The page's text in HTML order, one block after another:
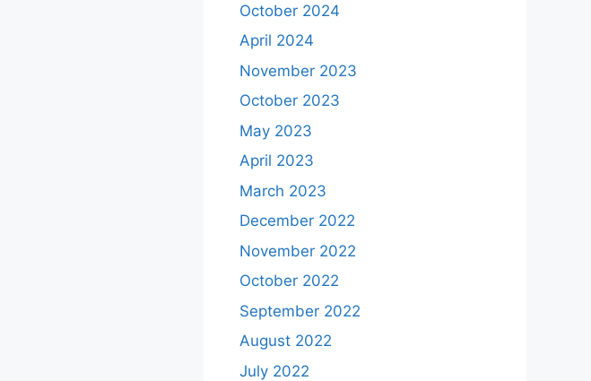
October 2024
April 2024
November 2023
October 2023
May 2023
April 2023
March 2023
December 2022
November 2022
October 2022
September 2022
August 2022
July 2022